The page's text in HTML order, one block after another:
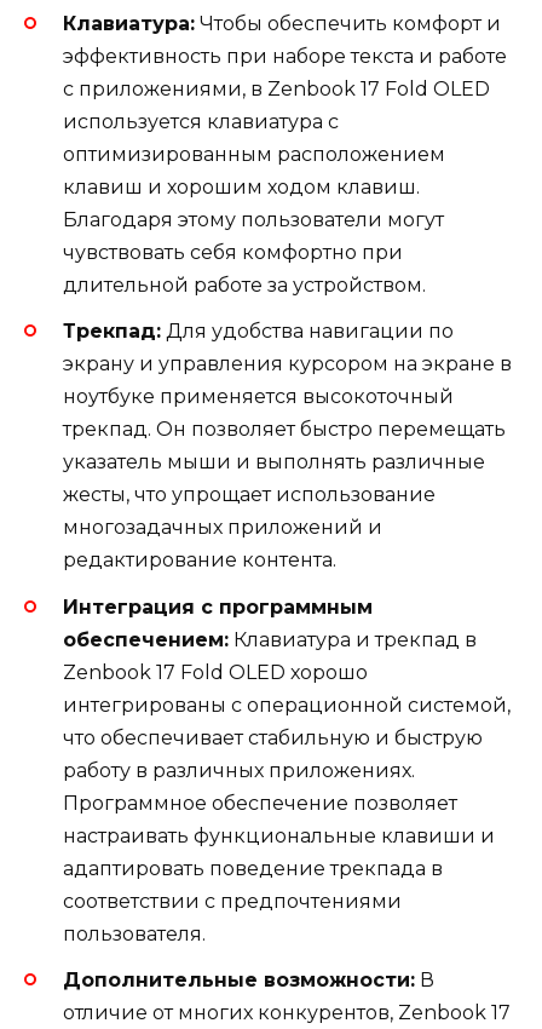
Клавиатура: Чтобы обеспечить комфорт и
эффективность при наборе текста и работе
с приложениями, в Zenbook 17 Fold OLED
используется клавиатура с
оптимизированным расположением
клавиш и хорошим ходом клавиш.
Благодаря этому пользователи могут
чувствовать себя комфортно при
длительной работе за устройством.
Трекпад: Для удобства навигации по
экрану и управления курсором на экране в
ноутбуке применяется высокоточный
трекпад. Он позволяет быстро перемещать
указатель мыши и выполнять различные
жесты, что упрощает использование
многозадачных приложений и
редактирование контента.
Интеграция с программным
обеспечением: Клавиатура и трекпад в
Zenbook 17 Fold OLED хорошо
интегрированы с операционной системой,
что обеспечивает стабильную и быструю
работу в различных приложениях.
Программное обеспечение позволяет
настраивать функциональные клавиши и
адаптировать поведение трекпада в
соответствии с предпочтениями
пользователя.
Дополнительные возможности: В
отличие от многих конкурентов, Zenbook 17